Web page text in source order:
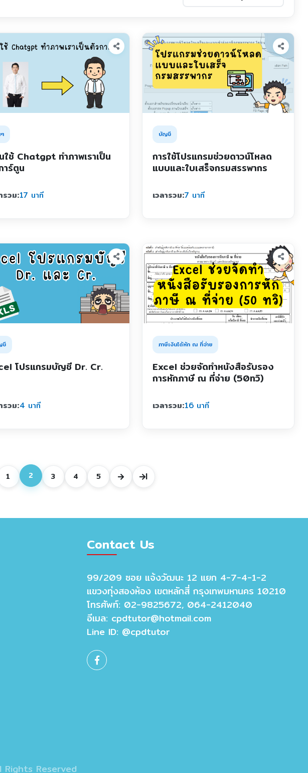
ใช้ Chatgpt ทำภาพเราเป็น
าร์ตูน
รวม:17 นาที
บัญชี
การใช้โปรแกรมช่วยดาวน์โหลด
แบบและใบเสร็จกรมสรรพากร
เวลารวม:7 นาที
ชี
โปรแกรมบัญชี Dr. Cr.
รวม:4 นาที
ภาษีเงินได้หัก ณ ที่จ่าย
Excel ช่วยจัดทำหนังสือรับรอง
การหักภาษี ณ ที่จ่าย (50ทวิ)
เวลารวม:16 นาที
1 2 3 4 5 |
Contact Us
99/209 ซอย แจ้งวัฒนะ 12 แยก 4-7-4-1-2
แขวงทุ่งสองห้อง เขตหลักสี่ กรุงเทพมหานคร 10210
โทรศัพท์: 02-9825672, 064-2412040
อีเมล: cpdtutor@hotmail.com
Line ID: @cpdtutor
Rights Reserved